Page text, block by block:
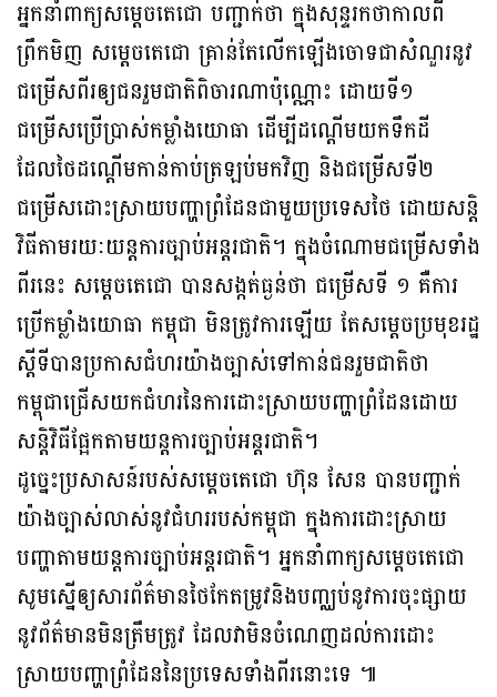
អ្នកនាំពាក្យសម្តេចតេជោ បញ្ជាក់ថា ក្នុងសុន្ទរកថាកាលពី
ព្រឹកមិញ សម្តេចតេជោ គ្រាន់តែលើកឡើងចោទជាសំណួរនូវ
ជម្រើសពីរឲ្យជនរួមជាតិពិចារណាប៉ុណ្ណោះ ដោយទី១
ជម្រើសប្រើប្រាស់កម្លាំងយោធា ដើម្បីដណ្តើមយកទឹកដី
ដែលថៃដណ្តើមកាន់កាប់ត្រឡប់មកវិញ និងជម្រើសទី២
ជម្រើសដោះស្រាយបញ្ហាព្រំដែនជាមួយប្រទេសថៃ ដោយសន្តិ
វិធីតាមរយៈយន្តការច្បាប់អន្តរជាតិ។ ក្នុងចំណោមជម្រើសទាំង
ពីរនេះ សម្តេចតេជោ បានសង្កត់ធ្ងន់ថា ជម្រើសទី ១ គឺការ
ប្រើកម្លាំងយោធា កម្ពុជា មិនត្រូវការឡើយ តែសម្តេចប្រមុខរដ្ឋ
ស្តីទីបានប្រកាសជំហរយ៉ាងច្បាស់ទៅកាន់ជនរួមជាតិថា
កម្ពុជាជ្រើសយកជំហរនៃការដោះស្រាយបញ្ហាព្រំដែនដោយ
សន្តិវិធីផ្អែកតាមយន្តការច្បាប់អន្តរជាតិ។
ដូច្នេះប្រសាសន៍របស់សម្តេចតេជោ ហ៊ុន សែន បានបញ្ជាក់
យ៉ាងច្បាស់លាស់នូវជំហររបស់កម្ពុជា ក្នុងការដោះស្រាយ
បញ្ហាតាមយន្តការច្បាប់អន្តរជាតិ។ អ្នកនាំពាក្យសម្តេចតេជោ
សូមស្នើឲ្យសារព័ត៌មានថៃកែតម្រូវនិងបញ្ឈប់នូវការចុះផ្សាយ
នូវព័ត៌មានមិនត្រឹមត្រូវ ដែលវាមិនចំណេញដល់ការដោះ
ស្រាយបញ្ហាព្រំដែននៃប្រទេសទាំងពីរនោះទេ ៕